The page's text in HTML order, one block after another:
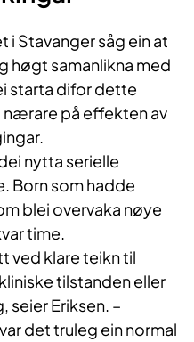
i Stavanger såg ein at
høgt samanlikna med
starta difor dette
på effekten av
nytta serielle
Born som hadde
blei overvaka nøye
time.
ved klare teikn til
tilstanden eller
seier Eriksen. –
det truleg ein normal